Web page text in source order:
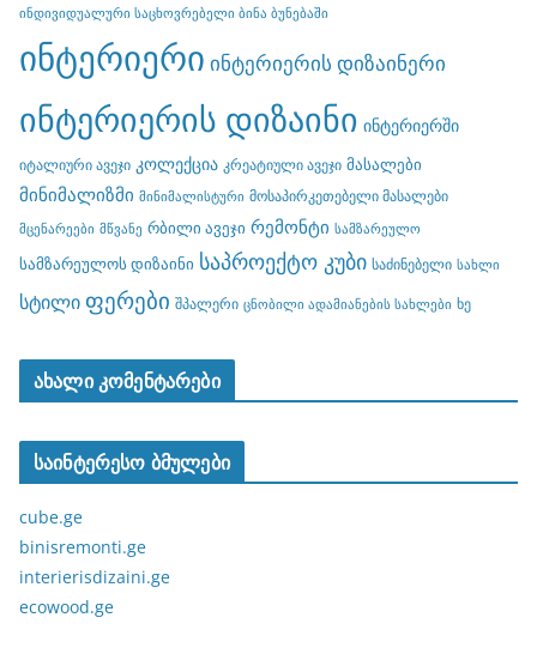
ინდივიდუალური საცხოვრებელი ბინა ბუნებაში
ინტერიერი ინტერიერის დიზაინერი
ინტერიერის დიზაინი ინტერიერში
იტალიური ავეჯი კოლექცია კრეატიული ავეჯი მასალები
მინიმალიზმი მინიმალისტური მოსაპირკეთებელი მასალები
მცენარეები მწვანე რბილი ავეჯი რემონტი სამზარეულო
სამზარეულოს დიზაინი საპროექტო კუბი საძინებელი სახლი
სტილი ფერები შპალერი ცნობილი ადამიანების სახლები ხე
ახალი კომენტარები
საინტერესო ბმულები
cube.ge
binisremonti.ge
interierisdizaini.ge
ecowood.ge